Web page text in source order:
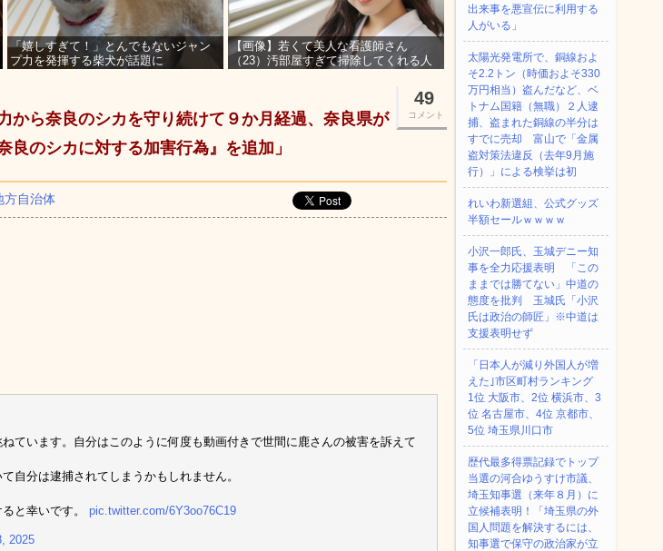
「嬉しすぎて！」とんでもないジャン
プ力を発揮する柴犬が話題に
【画像】若くて美人な看護師さん
（23）汚部屋すぎて掃除してくれる人
49
コメント
から奈良のシカを守り続けて９か月経過、奈良県が
良のシカに対する加害行為』を追加」
方自治体
ています。自分はこのように何度も動画付きで世間に鹿さんの被害を訴えて
自分は逮捕されてしまうかもしれません。
と幸いです。 pic.twitter.com/6Y3oo76C19
2025
出来事を悪宣伝に利用する
人がいる」
太陽光発電所で、銅線およ
そ2.2トン（時価およそ330
万円相当）盗んだなど、ベ
トナム国籍（無職）２人逮
捕、盗まれた銅線の半分は
すでに売却 富山で「金属
盗対策法違反（去年9月施
行）」による検挙は初
れいわ新選組、公式グッズ
半額セールｗｗｗｗ
小沢一郎氏、玉城デニー知
事を全力応援表明 「この
ままでは勝てない」中道の
態度を批判 玉城氏「小沢
氏は政治の師匠」※中道は
支援表明せず
「日本人が減り外国人が増
えた｣市区町村ランキング
1位 大阪市、2位 横浜市、3
位 名古屋市、4位 京都市、
5位 埼玉県川口市
歴代最多得票記録でトップ
当選の河合ゆうすけ市議、
埼玉知事選（来年８月）に
立候補表明！「埼玉県の外
国人問題を解決するには、
知事選で保守の政治家が立